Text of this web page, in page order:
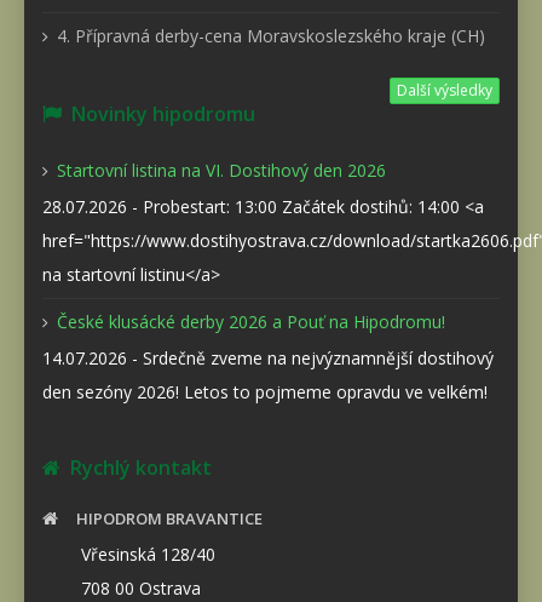
4. Přípravná derby-cena Moravskoslezského kraje (CH)
Další výsledky
Novinky hipodromu
Startovní listina na VI. Dostihový den 2026
28.07.2026 - Probestart: 13:00 Začátek dostihů: 14:00 <a
href="https://www.dostihyostrava.cz/download/
na startovní listinu</a>
České klusácké derby 2026 a Pouť na Hipodromu!
14.07.2026 - Srdečně zveme na nejvýznamnější dostihový
den sezóny 2026! Letos to pojmeme opravdu ve velkém!
Rychlý kontakt
HIPODROM BRAVANTICE
Vřesinská 128/40
708 00 Ostrava